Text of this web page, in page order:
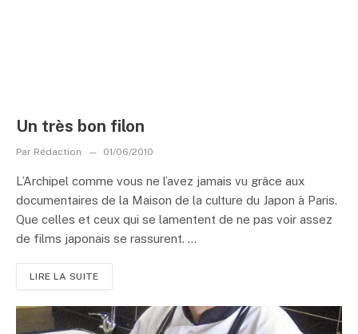
Un très bon filon
Par Rédaction 01/06/2010
L’Archipel comme vous ne l’avez jamais vu grâce aux
documentaires de la Maison de la culture du Japon à Paris.
Que celles et ceux qui se lamentent de ne pas voir assez
de films japonais se rassurent. ...
LIRE LA SUITE